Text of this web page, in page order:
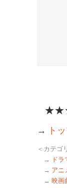
→ ト
＜カテゴ
→
ド
→ アニ
→ 映画